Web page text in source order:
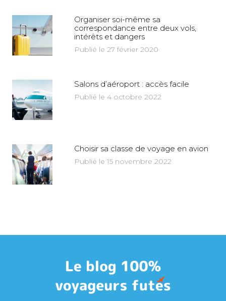
Organiser soi-même sa
correspondance entre deux vols,
intérêts et dangers
Publié le 27 février 2020
Salons d’aéroport : accès facile
Publié le 4 octobre 2022
Choisir sa classe de voyage en avion
Publié le 15 novembre 2022